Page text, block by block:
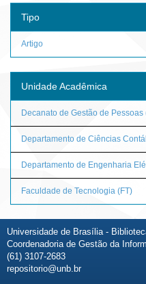
Tipo
Artigo
Unidade Acadêmica
Decanato de Gestão de Pessoas
Departamento de Ciências
Departamento de Engenharia
Faculdade de Tecnologia (FT)
Universidade de Brasília -
Coordenadoria de Gestão da
(61) 3107-2683
repositorio@unb.br